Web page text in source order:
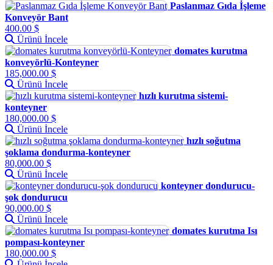
Paslanmaz Gıda İşleme
Konveyör Bant
400.00 $
Ürünü İncele
domates kurutma
konveyörlü-Konteyner
185,000.00 $
Ürünü İncele
hızlı kurutma sistemi-
konteyner
180,000.00 $
Ürünü İncele
hızlı soğutma
şoklama dondurma-konteyner
80,000.00 $
Ürünü İncele
konteyner dondurucu-
şok dondurucu
90,000.00 $
Ürünü İncele
domates kurutma Isı
pompası-konteyner
180,000.00 $